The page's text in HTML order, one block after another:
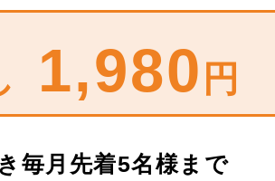
1,980 円
毎月先着5名様まで